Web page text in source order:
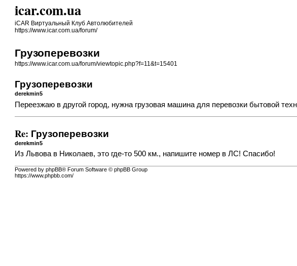
icar.com.ua
iCAR Виртуальный Клуб Автолюбителей
https://www.icar.com.ua/forum/
Грузоперевозки
https://www.icar.com.ua/forum/viewtopic.php?f=11&t=15401
Грузоперевозки
derekmin5
Переезжаю в другой город, нужна грузовая машина для перевозки бытовой
Re: Грузоперевозки
derekmin5
Из Львова в Николаев, это где-то 500 км., напишите номер в ЛС! Спасибо!
Powered by phpBB® Forum Software © phpBB Group
https://www.phpbb.com/